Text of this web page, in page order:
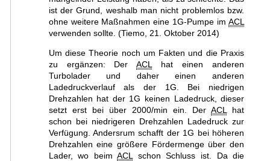
ist der Grund, weshalb man nicht problemlos bzw.
ohne weitere Maßnahmen eine 1G-Pumpe imACL
verwenden sollte. (Tiemo, 21. Oktober 2014)
Um diese Theorie noch um Fakten und die Praxis
zu ergänzen: DerACL
hat einen anderen
Turbolader und daher einen anderen
Ladedruckverlauf als der 1G. Bei niedrigen
Drehzahlen hat der 1G keinen Ladedruck, dieser
setzt erst bei über 2000/min ein. DerACL
hat
schon bei niedrigeren Drehzahlen Ladedruck zur
Verfügung. Andersrum schafft der 1G bei höheren
Drehzahlen eine größere Fördermenge über den
Lader, wo beimACL
schon Schluss ist. Da die